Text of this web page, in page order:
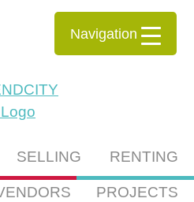
SELLING RENTING
PROJECTS
Navigation